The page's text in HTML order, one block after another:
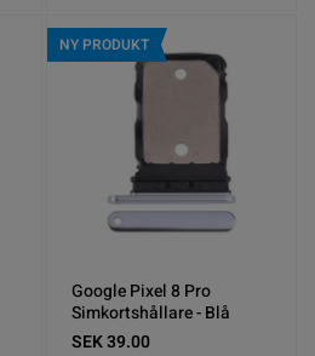
NY PRODUKT
Google Pixel 8 Pro
Simkortshållare - Blå
SEK 39.00